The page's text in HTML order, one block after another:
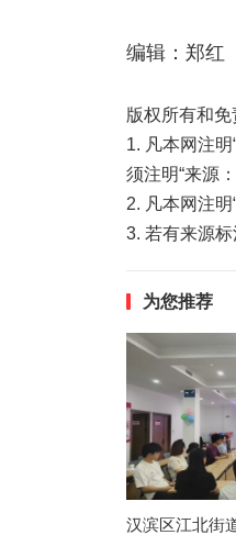
编辑：郑红
版权所有和免
1. 凡本网注
须注明“来源
2. 凡本网注
3. 若有来源
为您推荐
汉滨区江北街